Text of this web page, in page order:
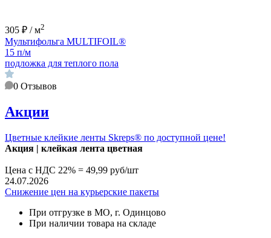
305 ₽ / м2
Мультифольга MULTIFOIL®
15 п/м
подложка для теплого пола
0 Отзывов
Акции
Цветные клейкие ленты Skreps® по доступной цене!
Акция | клейкая лента цветная
Цена с НДС 22% = 49,99 руб/шт
24.07.2026
Снижение цен на курьерские пакеты
При отгрузке в МО, г. Одинцово
При наличии товара на складе